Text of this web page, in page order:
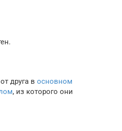
друга в основном
, из которого они